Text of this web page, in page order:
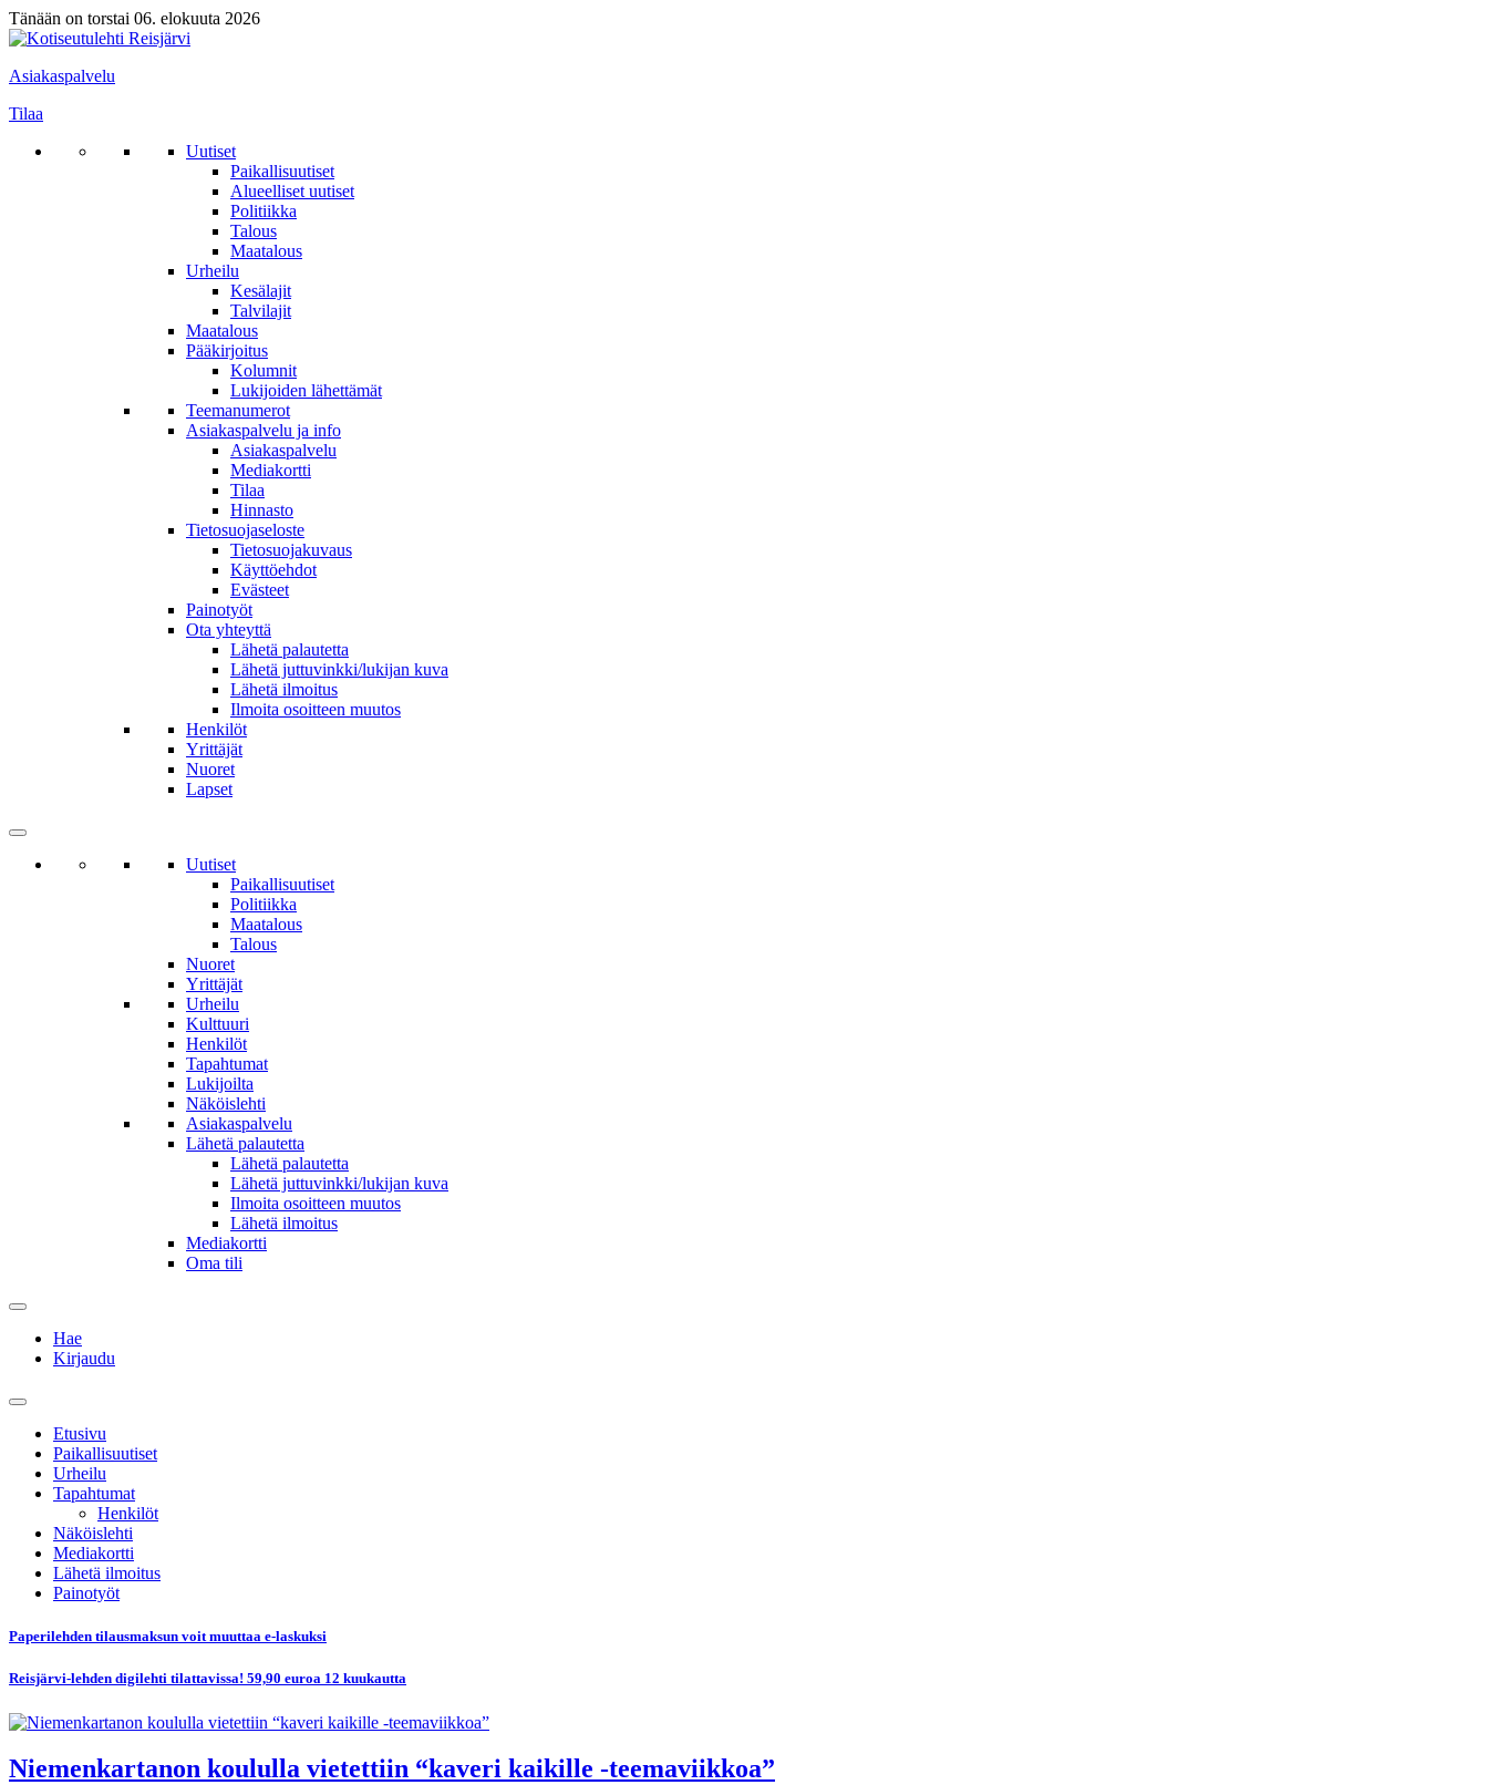
Tänään on torstai 06. elokuuta 2026
Asiakaspalvelu
Tilaa
Uutiset
Paikallisuutiset
Alueelliset uutiset
Politiikka
Talous
Maatalous
Urheilu
Kesälajit
Talvilajit
Maatalous
Pääkirjoitus
Kolumnit
Lukijoiden lähettämät
Teemanumerot
Asiakaspalvelu ja info
Asiakaspalvelu
Mediakortti
Tilaa
Hinnasto
Tietosuojaseloste
Tietosuojakuvaus
Käyttöehdot
Evästeet
Painotyöt
Ota yhteyttä
Lähetä palautetta
Lähetä juttuvinkki/lukijan kuva
Lähetä ilmoitus
Ilmoita osoitteen muutos
Henkilöt
Yrittäjät
Nuoret
Lapset
Uutiset
Paikallisuutiset
Politiikka
Maatalous
Talous
Nuoret
Yrittäjät
Urheilu
Kulttuuri
Henkilöt
Tapahtumat
Lukijoilta
Näköislehti
Asiakaspalvelu
Lähetä palautetta
Lähetä palautetta
Lähetä juttuvinkki/lukijan kuva
Ilmoita osoitteen muutos
Lähetä ilmoitus
Mediakortti
Oma tili
Hae
Kirjaudu
Etusivu
Paikallisuutiset
Urheilu
Tapahtumat
Henkilöt
Näköislehti
Mediakortti
Lähetä ilmoitus
Painotyöt
Paperilehden tilausmaksun voit muuttaa e-laskuksi
Reisjärvi-lehden digilehti tilattavissa! 59,90 euroa 12 kuukautta
Niemenkartanon koululla vietettiin “kaveri kaikille -teemaviikkoa”